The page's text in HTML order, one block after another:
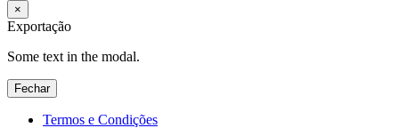
×
Exportação
Some text in the modal.
Fechar
Termos e Condições